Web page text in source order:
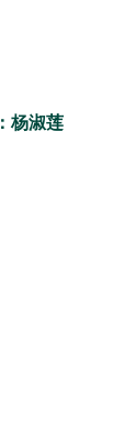
杨淑莲